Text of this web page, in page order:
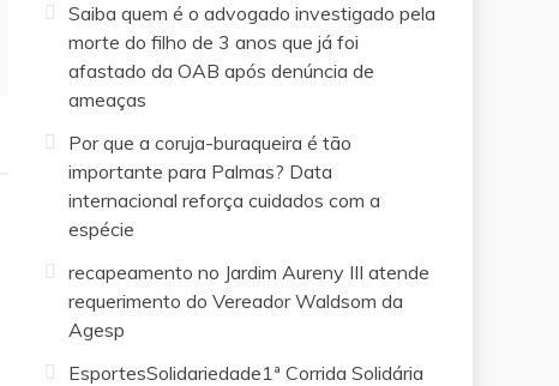
Saiba quem é o advogado investigado pela
morte do filho de 3 anos que já foi
afastado da OAB após denúncia de
ameaças
Por que a coruja-buraqueira é tão
importante para Palmas? Data
internacional reforça cuidados com a
espécie
recapeamento no Jardim Aureny III atende
requerimento do Vereador Waldsom da
Agesp
EsportesSolidariedade1ª Corrida Solidária